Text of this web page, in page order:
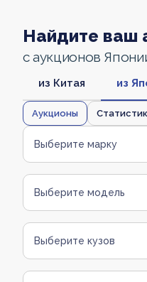
Найдите ваш
с аукционов
из Китая из
Аукционы
Выберите марку
Выберите модель
Выберите кузов